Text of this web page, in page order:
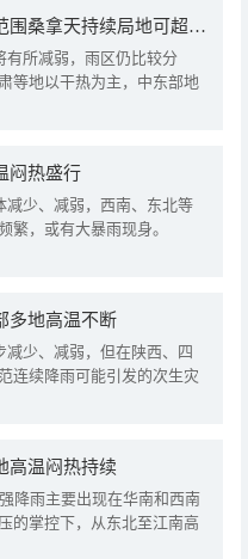
我国降雨强度进一步减弱 中东部大范围桑拿天持续局地可超38℃
有所减弱，雨区仍比较分
等地以干热为主，中东部地
闷热盛行
减少、减弱，西南、东北等
繁，或有大暴雨现身。
多地高温不断
少、减弱，但在陕西、四
连续降雨可能引发的次生灾
高温闷热持续
降雨主要出现在华南和西南
的掌控下，从东北至江南高